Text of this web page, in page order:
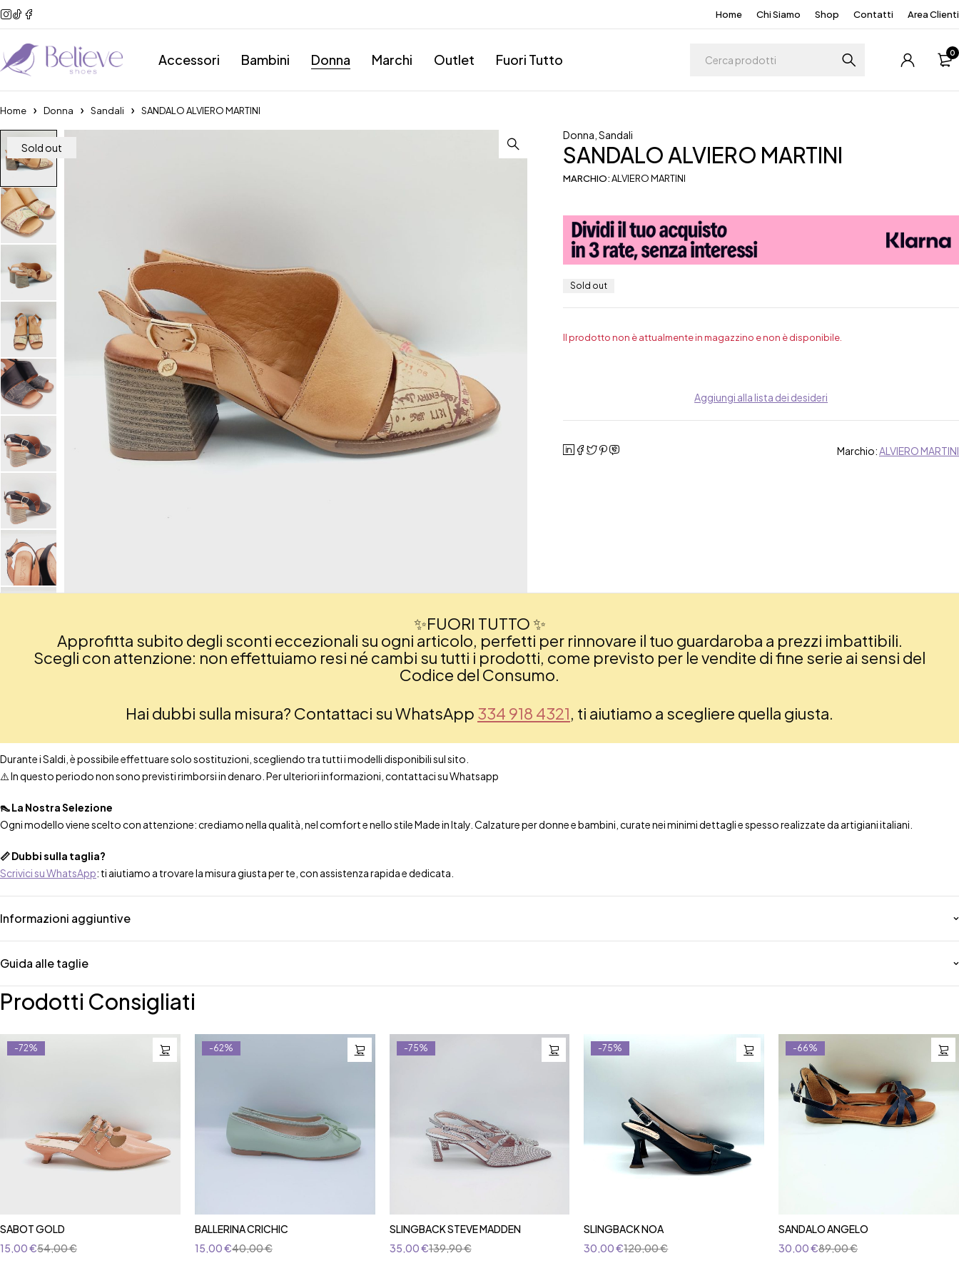
Home Chi Siamo Shop Contatti Area Clienti
Accessori Bambini Donna Marchi Outlet Fuori Tutto 0
Home Donna Sandali SANDALO ALVIERO MARTINI
Sold out
Donna ,Sandali
SANDALO ALVIERO MARTINI
MARCHIO:ALVIERO MARTINI
Sold out
Il prodotto non è attualmente in magazzino e non è disponibile.
Aggiungi alla lista dei desideri
Marchio: ALVIERO MARTINI
✨FUORI TUTTO ✨
Approfitta subito degli sconti eccezionali su ogni articolo, perfetti per rinnovare il tuo guardaroba a prezzi imbattibili.
Scegli con attenzione: non effettuiamo resi né cambi su tutti i prodotti, come previsto per le vendite di fine serie ai sensi del
Codice del Consumo.
Hai dubbi sulla misura? Contattaci su WhatsApp 334 918 4321, ti aiutiamo a scegliere quella giusta.
Durante i Saldi, è possibile effettuare solo sostituzioni, scegliendo tra tutti i modelli disponibili sul sito.
⚠️ In questo periodo non sono previsti rimborsi in denaro. Per ulteriori informazioni, contattaci su Whatsapp
👠 La Nostra Selezione
Ogni modello viene scelto con attenzione: crediamo nella qualità, nel comfort e nello stile Made in Italy. Calzature per donne e bambini, curate nei minimi dettagli e spesso realizzate da artigiani italiani.
📏 Dubbi sulla taglia?
Scrivici su WhatsApp: ti aiutiamo a trovare la misura giusta per te, con assistenza rapida e dedicata.
Informazioni aggiuntive
Guida alle taglie
Prodotti Consigliati
-72%
SABOT GOLD
54,00€
15,00€
-62%
BALLERINA CRICHIC
40,00€
15,00€
-75%
SLINGBACK STEVE MADDEN
139,90€
35,00€
-75%
SLINGBACK NOA
120,00€
30,00€
-66%
SANDALO ANGELO
89,00€
30,00€